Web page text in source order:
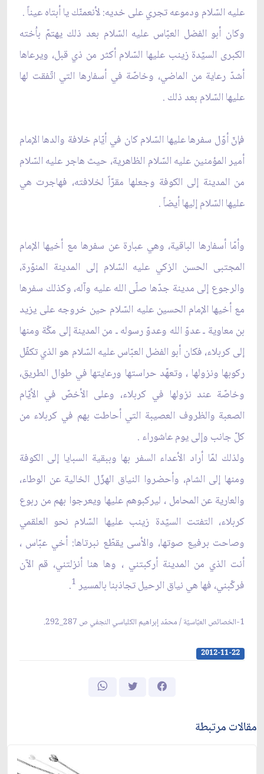
عليه السّلام ودموعه تجري على خديه: لأنعمنّك يا أبتاه عيناً .
وكان أبو الفضل العبّاس عليه السّلام بعد ذلك يهتمّ باُخته
الكبرى السيّدة زينب عليها السّلام أكثر من ذي قبل، ويرعاها
أشدّ رعاية من الماضي، وخاصّة في أسفارها التي اتّفقت لها
عليها السّلام بعد ذلك .
فإنّ أوّل سفرها عليها السّلام كان في أيّام خلافة والدها الإمام
أمير المؤمنين عليه السّلام الظاهرية، حيث هاجر عليه السّلام
من المدينة إلى الكوفة وجعلها مقرّاً لخلافته، فهاجرت هي
عليها السّلام إليها أيضاً .
وأمّا أسفارها الباقية، وهي عبارة عن سفرها مع أخيها الإمام
المجتبى الحسن الزكي عليه السّلام إلى المدينة المنوّرة،
والرجوع إلى مدينة جدّها صلّى الله عليه وآله، وكذلك سفرها
مع أخيها الإمام الحسين عليه السّلام حين خروجه على يزيد
بن معاوية ـ عدوّ الله وعدوّ رسوله ـ من المدينة إلى مكّة ومنها
إلى كربلاء، فكان أبو الفضل العبّاس عليه السّلام هو الذي تكفّل
ركوبها ونزولها ، وتعهّد حراستها ورعايتها في طوال الطريق،
وخاصّة عند نزولها في كربلاء، وعلى الأخصّ في الأيّام
الصعبة والظروف العصيبة التي أحاطت بهم في كربلاء من
كلّ جانب وإلى يوم عاشوراء .
ولذلك لمّا أراد الأعداء السفر بها وببقية السبايا إلى الكوفة
ومنها إلى الشام، وأحضروا النياق الهزّل الخالية عن الوطاء،
والعارية عن المحامل ، ليركبوهم عليها ويعرجوا بهم من ربوع
كربلاء، التفتت السيّدة زينب عليها السّلام نحو العلقمي
وصاحت برفيع صوتها، والأسى يقطّع نبرتاها: أخي عبّاس ،
أنت الذي من المدينة أركبتني ، وها هنا أنزلتني، قم الآن
فركّبني، فها هي نياق الرحيل تجاذبنا بالمسير 1
.
1-الخصائص العبّاسيّة / محمّد إبراهيم الكلباسي النجفي ص 287_292.
2012-11-22
مقالات مرتبطة